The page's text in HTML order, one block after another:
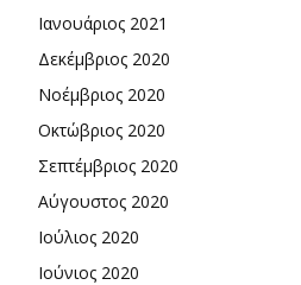
Ιανουάριος 2021
Δεκέμβριος 2020
Νοέμβριος 2020
Οκτώβριος 2020
Σεπτέμβριος 2020
Αύγουστος 2020
Ιούλιος 2020
Ιούνιος 2020